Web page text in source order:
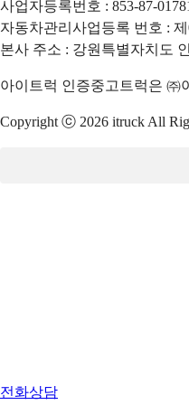
사업자등록번호 : 853-87-
자동차관리사업등록 번호 :
본사 주소 : 강원특별자치도
아이트럭 인증중고트럭은 ㈜
Copyright ⓒ 2026 itruck All
전화상담